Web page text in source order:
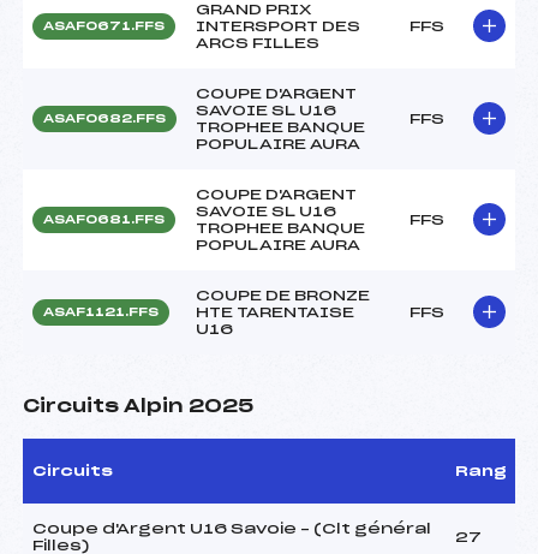
ASAF0671.FFS
GRAND PRIX
INTERSPORT DES
ARCS FILLES
FFS
ASAF0682.FFS
COUPE D'ARGENT
SAVOIE SL U16
TROPHEE BANQUE
POPULAIRE AURA
FFS
ASAF0681.FFS
COUPE D'ARGENT
SAVOIE SL U16
TROPHEE BANQUE
POPULAIRE AURA
FFS
ASAF1121.FFS
COUPE DE BRONZE
HTE TARENTAISE
U16
FFS
Circuits Alpin 2025
Circuits Rang
Coupe d'Argent U16 Savoie – (Clt général
Filles)
27